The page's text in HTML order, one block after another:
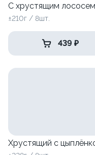
С хрустящим лососем
±210г / 8шт.
439 ₽
Хрустящий с